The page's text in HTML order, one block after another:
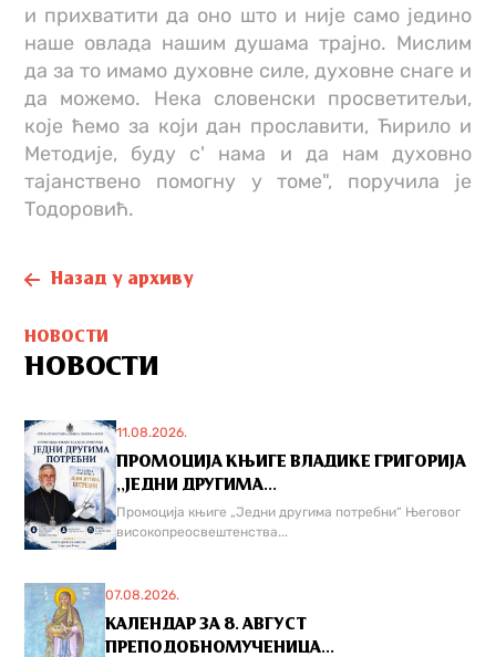
и прихватити да оно што и није само једино
наше овлада нашим душама трајно. Мислим
да за то имамо духовне силе, духовне снаге и
да можемо. Нека словенски просветитељи,
које ћемо за који дан прославити, Ћирило и
Методије, буду с' нама и да нам духовно
тајанствено помогну у томе", поручила је
Тодоровић.
Назад у архиву
НОВОСТИ
НОВОСТИ
11.08.2026.
ПРОМОЦИЈА КЊИГЕ ВЛАДИКЕ ГРИГОРИЈА
,,ЈЕДНИ ДРУГИМА...
Промоција књиге „Једни другима потребни“ Његовог
високопреосвештенства...
07.08.2026.
КАЛЕНДАР ЗА 8. АВГУСТ
ПРЕПОДОБНОМУЧЕНИЦА...